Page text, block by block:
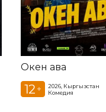
Окен ава
12 +
2026, Кыргызстан
Комедия